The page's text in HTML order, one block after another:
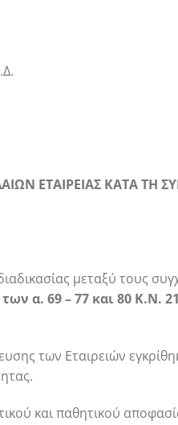
ΕΤΑΙΡΕΙΑΣ ΚΑΤΑ ΤΗ
μεταξύ τους
α. 69 – 77 και 80 Κ.Ν.
των Εταιρειών
και παθητικού